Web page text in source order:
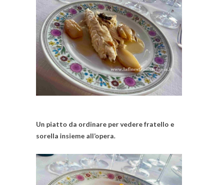
Un piatto da ordinare per vedere fratello e
sorella insieme all’opera.